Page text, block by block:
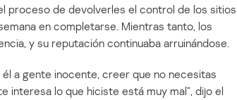
proceso de devolverles el control de los sitios
en completarse. Mientras tanto, los
y su reputación continuaba arruinándose.
a gente inocente, creer que no necesitas
interesa lo que hiciste está muy mal”, dijo el